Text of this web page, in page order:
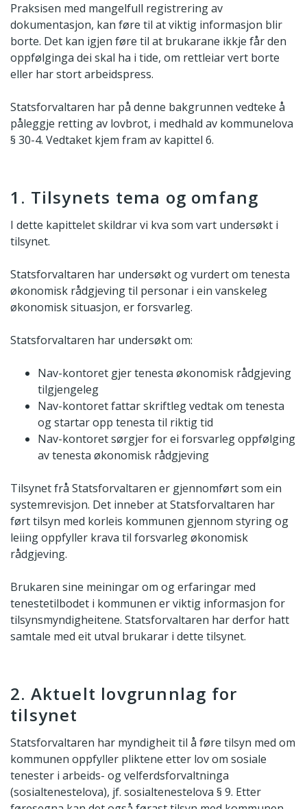
Praksisen med mangelfull registrering av
dokumentasjon, kan føre til at viktig informasjon blir
borte. Det kan igjen føre til at brukarane ikkje får den
oppfølginga dei skal ha i tide, om rettleiar vert borte
eller har stort arbeidspress.
Statsforvaltaren har på denne bakgrunnen vedteke å
påleggje retting av lovbrot, i medhald av kommunelova
§ 30-4. Vedtaket kjem fram av kapittel 6.
1. Tilsynets tema og omfang
I dette kapittelet skildrar vi kva som vart undersøkt i
tilsynet.
Statsforvaltaren har undersøkt og vurdert om tenesta
økonomisk rådgjeving til personar i ein vanskeleg
økonomisk situasjon, er forsvarleg.
Statsforvaltaren har undersøkt om:
Nav-kontoret gjer tenesta økonomisk rådgjeving
tilgjengeleg
Nav-kontoret fattar skriftleg vedtak om tenesta
og startar opp tenesta til riktig tid
Nav-kontoret sørgjer for ei forsvarleg oppfølging
av tenesta økonomisk rådgjeving
Tilsynet frå Statsforvaltaren er gjennomført som ein
systemrevisjon. Det inneber at Statsforvaltaren har
ført tilsyn med korleis kommunen gjennom styring og
leiing oppfyller krava til forsvarleg økonomisk
rådgjeving.
Brukaren sine meiningar om og erfaringar med
tenestetilbodet i kommunen er viktig informasjon for
tilsynsmyndigheitene. Statsforvaltaren har derfor hatt
samtale med eit utval brukarar i dette tilsynet.
2. Aktuelt lovgrunnlag for
tilsynet
Statsforvaltaren har myndigheit til å føre tilsyn med om
kommunen oppfyller pliktene etter lov om sosiale
tenester i arbeids- og velferdsforvaltninga
(sosialtenestelova), jf. sosialtenestelova § 9. Etter